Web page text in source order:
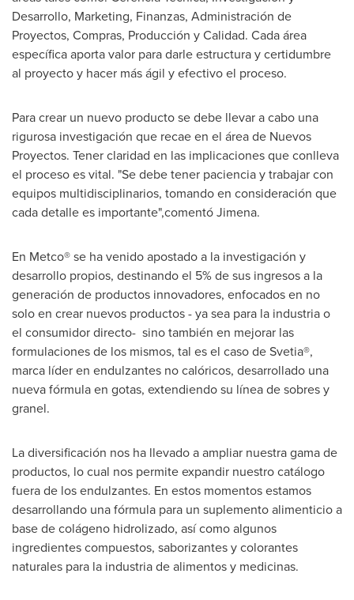
Desarrollo, Marketing, Finanzas, Administración de
Proyectos, Compras, Producción y Calidad. Cada área
específica aporta valor para darle estructura y certidumbre
al proyecto y hacer más ágil y efectivo el proceso.
Para crear un nuevo producto se debe llevar a cabo una
rigurosa investigación que recae en el área de Nuevos
Proyectos. Tener claridad en las implicaciones que conlleva
el proceso es vital. "Se debe tener paciencia y trabajar con
equipos multidisciplinarios, tomando en consideración que
cada detalle es importante",comentó Jimena.
En Metco® se ha venido apostado a la investigación y
desarrollo propios, destinando el 5% de sus ingresos a la
generación de productos innovadores, enfocados en no
solo en crear nuevos productos - ya sea para la industria o
el consumidor directo- sino también en mejorar las
formulaciones de los mismos, tal es el caso de Svetia®,
marca líder en endulzantes no calóricos, desarrollado una
nueva fórmula en gotas, extendiendo su línea de sobres y
granel.
La diversificación nos ha llevado a ampliar nuestra gama de
productos, lo cual nos permite expandir nuestro catálogo
fuera de los endulzantes. En estos momentos estamos
desarrollando una fórmula para un suplemento alimenticio a
base de colágeno hidrolizado, así como algunos
ingredientes compuestos, saborizantes y colorantes
naturales para la industria de alimentos y medicinas.